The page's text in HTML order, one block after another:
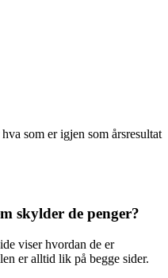
som er igjen som årsresultat
skylder de penger?
viser hvordan de er
er alltid lik på begge sider.